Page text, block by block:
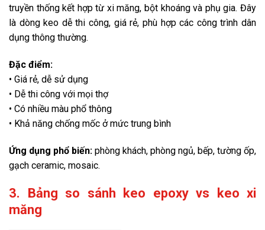
truyền thống kết hợp từ xi măng, bột khoáng và phụ gia. Đây
là dòng keo dễ thi công, giá rẻ, phù hợp các công trình dân
dụng thông thường.
Đặc điểm:
• Giá rẻ, dễ sử dụng
• Dễ thi công với mọi thợ
• Có nhiều màu phổ thông
• Khả năng chống mốc ở mức trung bình
Ứng dụng phổ biến: phòng khách, phòng ngủ, bếp, tường ốp,
gạch ceramic, mosaic.
3. Bảng so sánh keo epoxy vs keo xi
măng